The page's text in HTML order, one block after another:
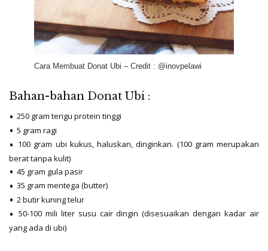
Cara Membuat Donat Ubi – Credit : @inovpelawi
Bahan-bahan Donat Ubi :
250 gram terigu protein tinggi
5 gram ragi
100 gram ubi kukus, haluskan, dinginkan. (100 gram merupakan
berat tanpa kulit)
45 gram gula pasir
35 gram mentega (butter)
2 butir kuning telur
50-100 mili liter susu cair dingin (disesuaikan dengan kadar air
yang ada di ubi)